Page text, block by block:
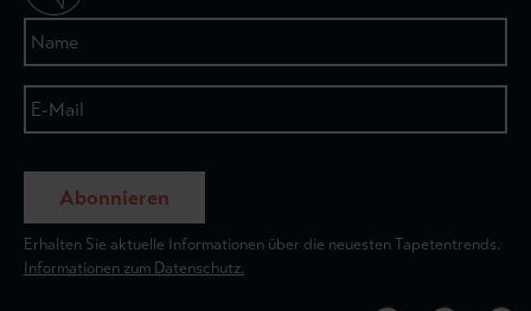
Abonnieren
Erhalten Sie aktuelle Informationen über die neuesten Tapetentrends.
Informationen zum Datenschutz.